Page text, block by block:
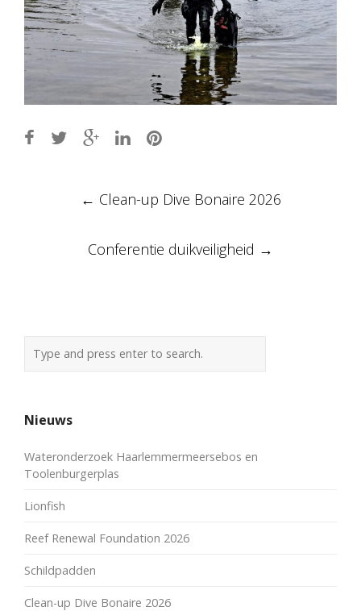
← Clean-up Dive Bonaire 2026
Conferentie duikveiligheid →
Nieuws
Wateronderzoek Haarlemmermeersebos en
Toolenburgerplas
Lionfish
Reef Renewal Foundation 2026
Schildpadden
Clean-up Dive Bonaire 2026